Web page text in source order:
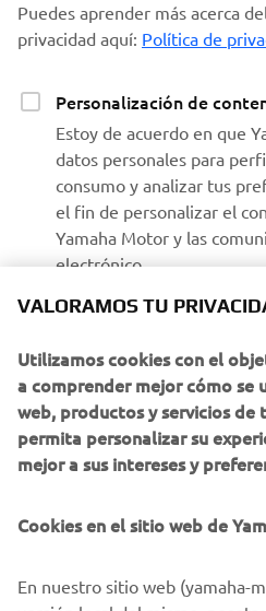
Puedes aprender más acerca
privacidad aquí: Política de
Personalización de
Estoy de acuerdo en que
datos personales para
consumo y analizar tus
el fin de personalizar el
Yamaha Motor y las
electrónico.
Estoy de acuerdo en que
fines de marketing
información sobre
elaboración del perfil del
través del análisis de
marketing y quiere retirarlos,
perfil MyYamaha
VALORAMOS TU
Utilizamos cookies con el
a comprender mejor cómo se
web, productos y servicios de
permita personalizar su
mejor a sus intereses y
Cookies en el sitio web de
En nuestro sitio web (yamaha-